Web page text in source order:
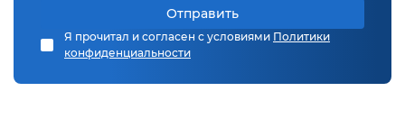
Отправить
Я прочитал и согласен с условиями Политики
конфиденциальности